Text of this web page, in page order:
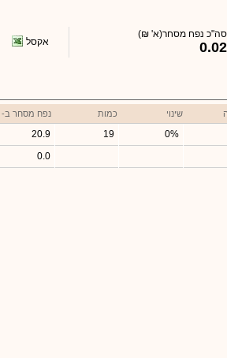
סה"כ נפח מסחר(א' ₪)
0.02 אקסל
שינוי כמות נפח מסחר
0%
19
20.9
0.0